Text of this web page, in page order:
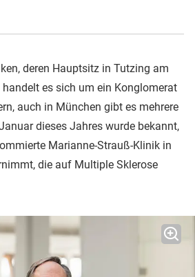
deren Hauptsitz in Tutzing am
handelt es sich um ein Konglomerat
auch in München gibt es mehrere
dieses Jahres wurde bekannt,
Marianne-Strauß-Klinik in
die auf Multiple Sklerose